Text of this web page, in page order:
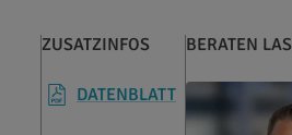
ZUSATZINFOS
DATENBLATT
BERATEN